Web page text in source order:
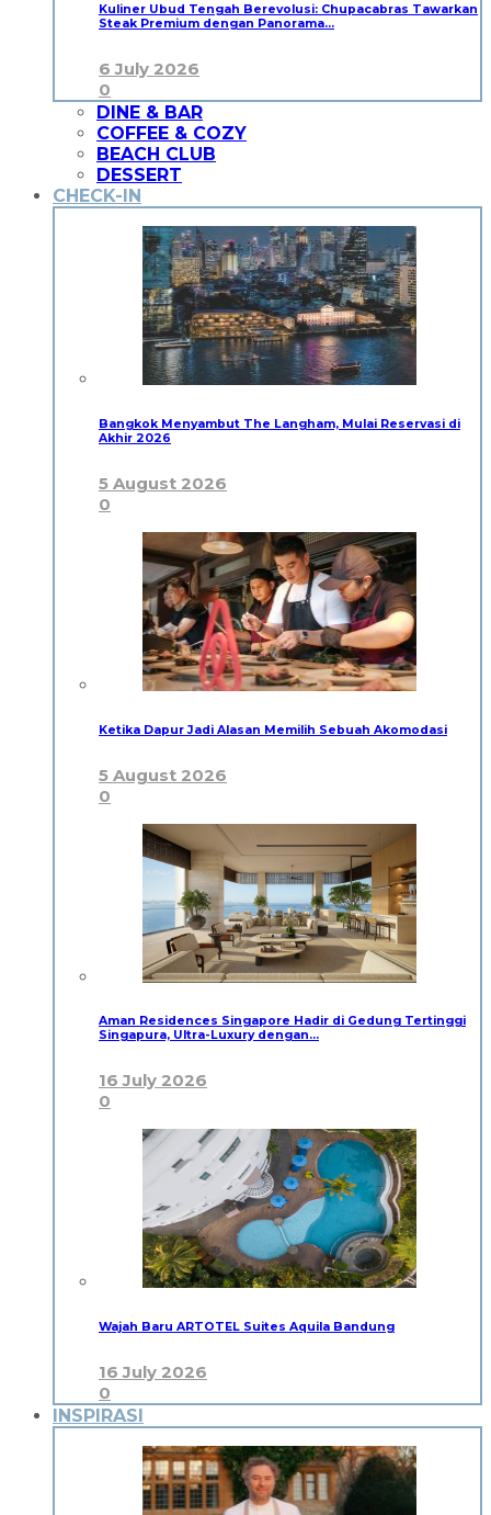
Kuliner Ubud Tengah Berevolusi: Chupacabras Tawarkan
Steak Premium dengan Panorama…
6 July 2026
0
DINE & BAR
COFFEE & COZY
BEACH CLUB
DESSERT
CHECK-IN
Bangkok Menyambut The Langham, Mulai Reservasi di
Akhir 2026
5 August 2026
0
Ketika Dapur Jadi Alasan Memilih Sebuah Akomodasi
5 August 2026
0
Aman Residences Singapore Hadir di Gedung Tertinggi
Singapura, Ultra-Luxury dengan…
16 July 2026
0
Wajah Baru ARTOTEL Suites Aquila Bandung
16 July 2026
0
INSPIRASI